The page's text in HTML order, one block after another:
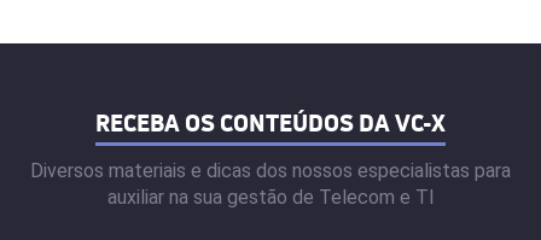
RECEBA OS CONTEÚDOS DA VC-X
Diversos materiais e dicas dos nossos especialistas para
auxiliar na sua gestão de Telecom e TI